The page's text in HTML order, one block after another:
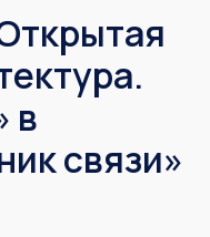
в
связи»